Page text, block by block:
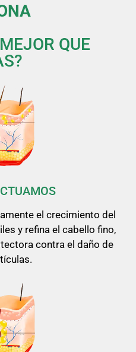
QUE
el crecimiento del
y refina el cabello fino,
contra el daño de